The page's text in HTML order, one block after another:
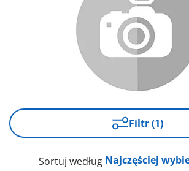
Filtr (1)
Sortuj według